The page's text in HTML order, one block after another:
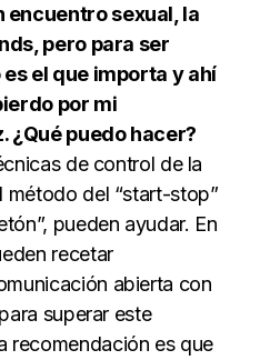
encuentro sexual, la
pero para ser
el que importa y ahí
por mi
¿Qué puedo hacer?
de control de la
método del “start-stop”
pueden ayudar. En
recetar
abierta con
superar este
recomendación es que